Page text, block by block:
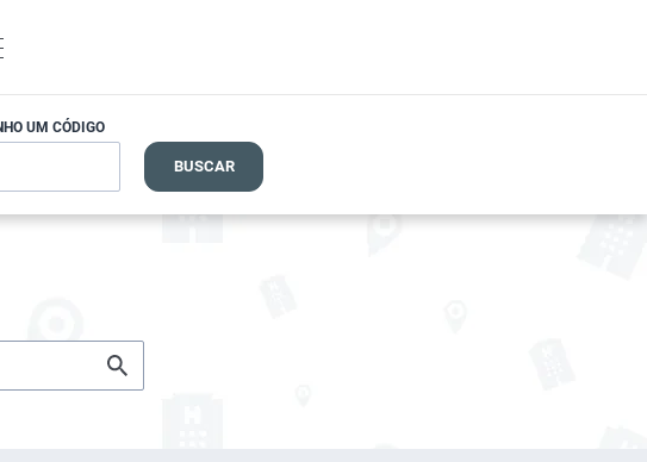
UM CÓDIGO
BUSCAR